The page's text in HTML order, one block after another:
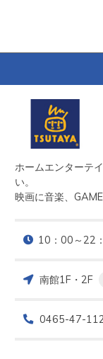
ホームエンターテ
い。
映画に音楽、
10：00～22
南館1F・2F
0465-47-